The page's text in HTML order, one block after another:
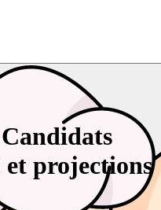
et projections